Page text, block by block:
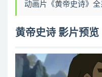
动画片《黄帝史诗》
黄帝史诗 影片预览